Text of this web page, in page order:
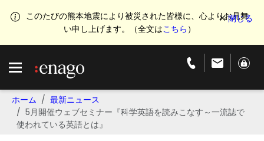
このたびの熊本地震により被災された皆様に、心よりお見舞
い申し上げます。（全文はこちら ）
ホーム
最新ニュース
5月開催ウェブセミナー『科学英語を読みこなす～一流誌で
使われている英語とは』